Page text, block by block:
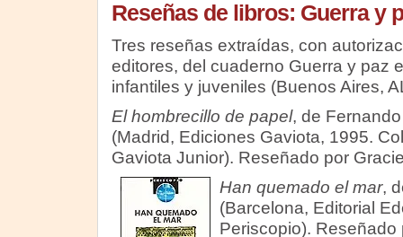
Reseñas de libros: Guerra y
Tres reseñas extraídas, con
editores, del cuaderno Guerra y paz
infantiles y juveniles (Buenos Aires,
El hombrecillo de papel, de
(Madrid, Ediciones Gaviota, 1995.
Gaviota Junior). Reseñado por
Han quemado el mar,
(Barcelona, Editorial
Periscopio). Reseñado